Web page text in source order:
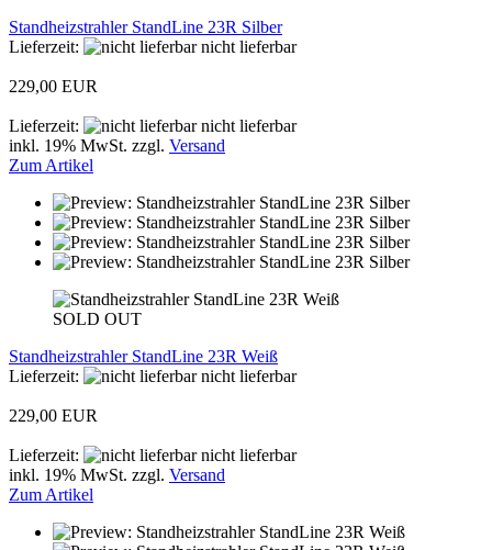
Standheizstrahler StandLine 23R Silber
Lieferzeit:
nicht lieferbar
229,00 EUR
Lieferzeit:
nicht lieferbar
inkl. 19% MwSt. zzgl. Versand
Zum Artikel
SOLD OUT
Standheizstrahler StandLine 23R Weiß
Lieferzeit:
nicht lieferbar
229,00 EUR
Lieferzeit:
nicht lieferbar
inkl. 19% MwSt. zzgl. Versand
Zum Artikel